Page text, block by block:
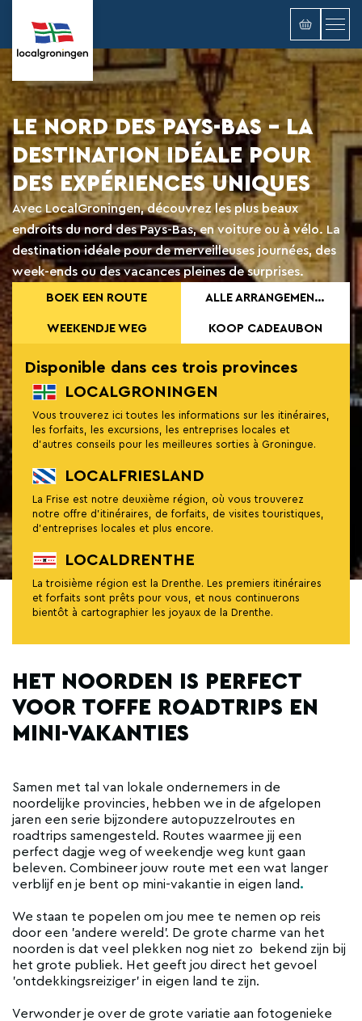
LE NORD DES PAYS-BAS - LA
DESTINATION IDÉALE POUR
DES EXPÉRIENCES UNIQUES
Avec LocalGroningen, découvrez les plus beaux
endroits du nord des Pays-Bas, en voiture ou à vélo. La
destination idéale pour de merveilleuses journées, des
week-ends ou des vacances pleines de surprises.
BOEK EEN ROUTE ALLE ARRANGEMENT OP EEN RIJTJE
WEEKENDJE WEG KOOP CADEAUBON
Disponible dans ces trois provinces
LOCALGRONINGEN
Vous trouverez ici toutes les informations sur les itinéraires,
les forfaits, les excursions, les entreprises locales et
d'autres conseils pour les meilleures sorties à Groningue.
LOCALFRIESLAND
La Frise est notre deuxième région, où vous trouverez
notre offre d'itinéraires, de forfaits, de visites touristiques,
d'entreprises locales et plus encore.
LOCALDRENTHE
La troisième région est la Drenthe. Les premiers itinéraires
et forfaits sont prêts pour vous, et nous continuerons
bientôt à cartographier les joyaux de la Drenthe.
HET NOORDEN IS PERFECT
VOOR TOFFE ROADTRIPS EN
MINI-VAKANTIES
Samen met tal van lokale ondernemers in de
noordelijke provincies, hebben we in de afgelopen
jaren een serie bijzondere autopuzzelroutes en
roadtrips samengesteld. Routes waarmee jij een
perfect dagje weg of weekendje weg kunt gaan
beleven. Combineer jouw route met een wat langer
verblijf en je bent op mini-vakantie in eigen land.
We staan te popelen om jou mee te nemen op reis
door een 'andere wereld'. De grote charme van het
noorden is dat veel plekken nog niet zo bekend zijn bij
het grote publiek. Het geeft jou direct het gevoel
'ontdekkingsreiziger' in eigen land te zijn.
Verwonder je over de grote variatie aan fotogenieke